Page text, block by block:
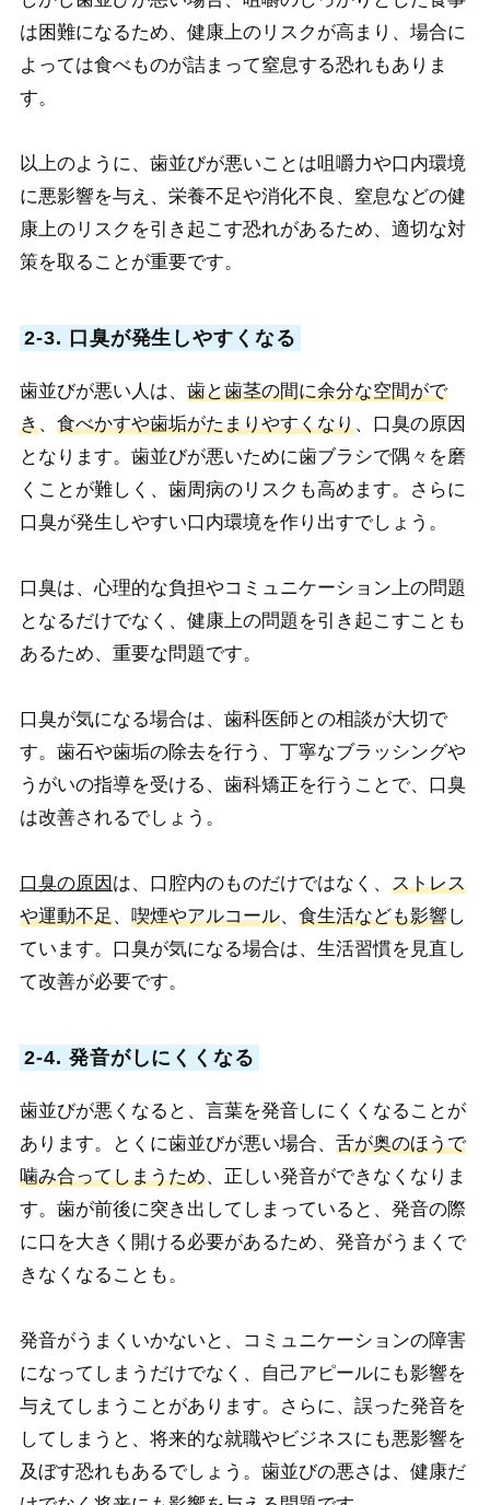
は困難になるため、健康上のリスクが高まり、場合に
よっては食べものが詰まって窒息する恐れもありま
す。
以上のように、歯並びが悪いことは咀嚼力や口内環境
に悪影響を与え、栄養不足や消化不良、窒息などの健
康上のリスクを引き起こす恐れがあるため、適切な対
策を取ることが重要です。
2-3. 口臭が発生しやすくなる
歯並びが悪い人は、 歯と歯茎の間に余分な空間がで
き、 食べかすや歯垢がたまりやすくなり、口臭の原因
となります。歯並びが悪いために歯ブラシで隅々を磨
くことが難しく、歯周病のリスクも高めます。さらに
口臭が発生しやすい口内環境を作り出すでしょう。
口臭は、心理的な負担やコミュニケーション上の問題
となるだけでなく、健康上の問題を引き起こすことも
あるため、重要な問題です。
口臭が気になる場合は、歯科医師との相談が大切で
す。歯石や歯垢の除去を行う、丁寧なブラッシングや
うがいの指導を受ける、歯科矯正を行うことで、口臭
は改善されるでしょう。
口臭の原因 は、口腔内のものだけではなく、 ストレス
や運動不足、 喫煙やアルコール、 食生活なども影響し
ています。口臭が気になる場合は、生活習慣を見直し
て改善が必要です。
2-4. 発音がしにくくなる
歯並びが悪くなると、言葉を発音しにくくなることが
あります。とくに歯並びが悪い場合、 舌が奥のほうで
噛み合ってしまうため、正しい発音ができなくなりま
す。歯が前後に突き出してしまっていると、発音の際
に口を大きく開ける必要があるため、発音がうまくで
きなくなることも。
発音がうまくいかないと、コミュニケーションの障害
になってしまうだけでなく、自己アピールにも影響を
与えてしまうことがあります。さらに、誤った発音を
してしまうと、将来的な就職やビジネスにも悪影響を
及ぼす恐れもあるでしょう。歯並びの悪さは、健康だ